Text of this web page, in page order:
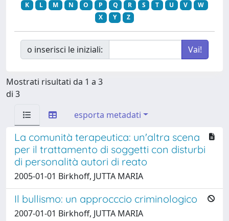
K
L M N O P Q R S T U V
W
X
Y Z
o inserisci le iniziali:
Mostrati risultati da 1 a 3
di 3
esporta metadati
La comunità terapeutica: un'altra scena
per il trattamento di soggetti con disturbi
di personalità autori di reato
2005-01-01 Birkhoff, JUTTA MARIA
Il bullismo: un approcccio criminologico
2007-01-01 Birkhoff, JUTTA MARIA